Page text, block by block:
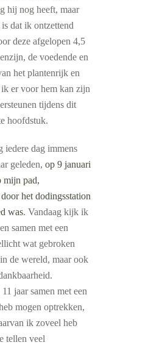
hij nog heeft, maar
dat ik ontzettend
deze afgelopen 4,5
de voedende en
het plantenrijk en
er voor hem kan zijn
tijdens dit
hoofdstuk.
iedere dag immens
geleden, op 9 januari
mijn pad,
het dodingsstation
was. Vandaag kijk ik
samen met een
wat gebroken
de wereld, maar ook
jaar samen met een
mogen optrekken,
ik zoveel heb
tellen veel